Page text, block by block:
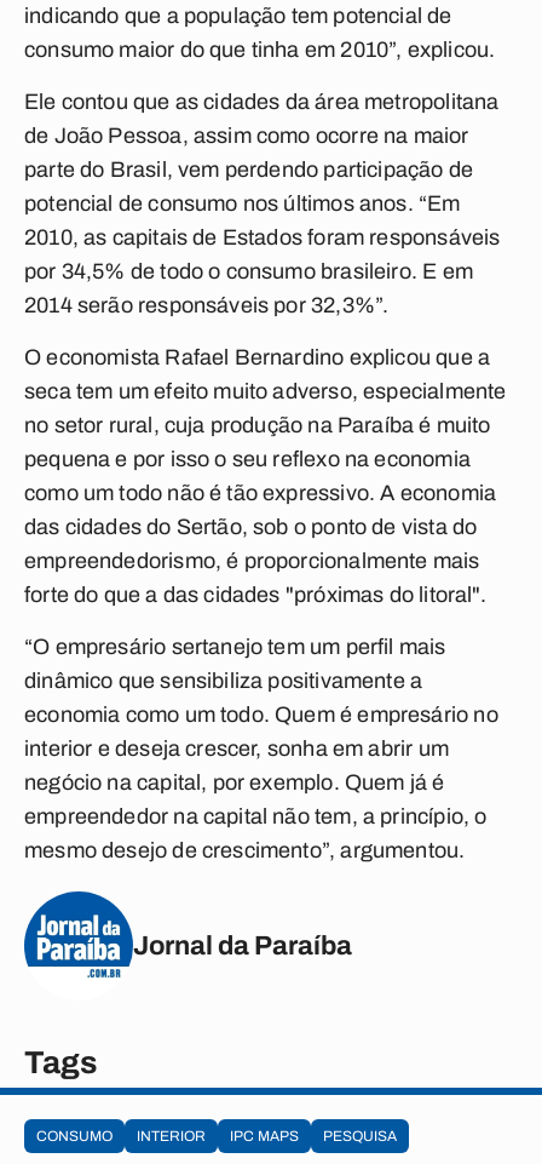
indicando que a população tem potencial de
consumo maior do que tinha em 2010”, explicou.
Ele contou que as cidades da área metropolitana
de João Pessoa, assim como ocorre na maior
parte do Brasil, vem perdendo participação de
potencial de consumo nos últimos anos. “Em
2010, as capitais de Estados foram responsáveis
por 34,5% de todo o consumo brasileiro. E em
2014 serão responsáveis por 32,3%”.
O economista Rafael Bernardino explicou que a
seca tem um efeito muito adverso, especialmente
no setor rural, cuja produção na Paraíba é muito
pequena e por isso o seu reflexo na economia
como um todo não é tão expressivo. A economia
das cidades do Sertão, sob o ponto de vista do
empreendedorismo, é proporcionalmente mais
forte do que a das cidades "próximas do litoral".
“O empresário sertanejo tem um perfil mais
dinâmico que sensibiliza positivamente a
economia como um todo. Quem é empresário no
interior e deseja crescer, sonha em abrir um
negócio na capital, por exemplo. Quem já é
empreendedor na capital não tem, a princípio, o
mesmo desejo de crescimento”, argumentou.
Jornal da Paraíba
Tags
CONSUMO INTERIOR IPC MAPS PESQUISA